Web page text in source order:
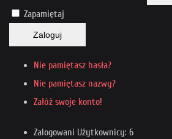
Zapamiętaj
Zaloguj
Nie pamiętasz hasła?
Nie pamiętasz nazwy?
Załóż swoje konto!
Zalogowani Użytkownicy: 6